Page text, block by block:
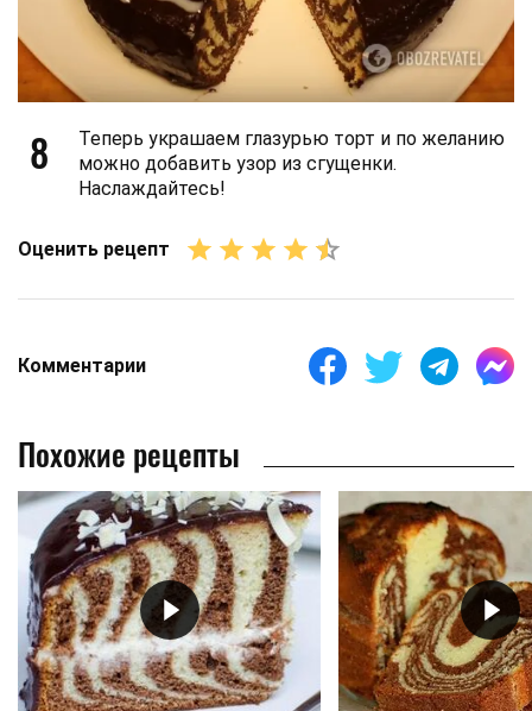
8
Теперь украшаем глазурью торт и по желанию
можно добавить узор из сгущенки.
Наслаждайтесь!
Оценить рецепт
Комментарии
Похожие рецепты